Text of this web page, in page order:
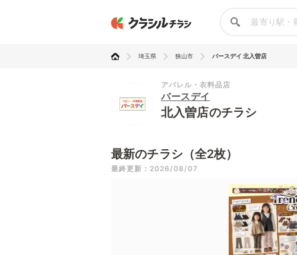
埼玉県 狭山市 バースデイ 北入曽店
アパレル・衣料品店
バースデイ
北入曽店のチラシ
最新のチラシ（全2枚）
最終更新：2026/08/07